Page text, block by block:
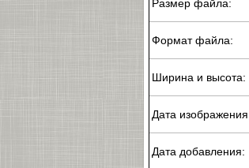
Размер файла:
Формат файла:
Ширина и высота:
Дата
Дата добавления: